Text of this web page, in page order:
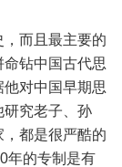
而且最主要的
钻中国古代思
对中国早期思
研究老子、孙
都是很严酷的
年的专制是有